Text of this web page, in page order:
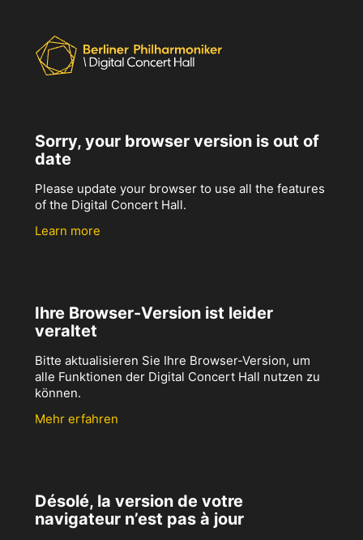
Sorry, your browser version is out of
date
Please update your browser to use all the features
of the Digital Concert Hall.
Learn more
Ihre Browser-Version ist leider
veraltet
Bitte aktualisieren Sie Ihre Browser-Version, um
alle Funktionen der Digital Concert Hall nutzen zu
können.
Mehr erfahren
Désolé, la version de votre
navigateur n’est pas à jour